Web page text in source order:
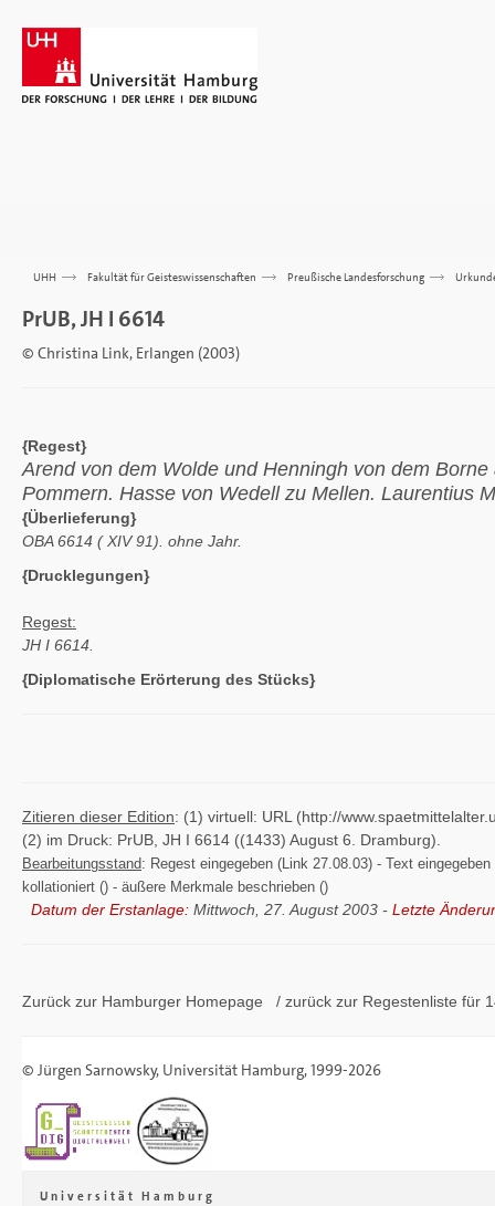
UHH >>> Fakultät für Geisteswissenschaften >>> Preußische Landesforschung >>>
PrUB, JH I 6614
© Christina Link, Erlangen (2003)
{Regest}
Arend von dem Wolde und Henningh von dem
Pommern. Hasse von Wedell zu Mellen. Laurentius
{Überlieferung}
OBA 6614 ( XIV 91). ohne Jahr.
{Drucklegungen}
Regest:
JH I 6614.
{Diplomatische Erörterung des Stücks}
Zitieren dieser Edition: (1) virtuell: URL (http://
(2) im Druck: PrUB, JH I 6614 ((1433) August 6. Dramburg).
Bearbeitungsstand: Regest eingegeben (Link 27.08.03) - Text
kollationiert () - äußere Merkmale beschrieben ()
Datum der Erstanlage: Mittwoch, 27. August 2003 - Letzte
Zurück zur Hamburger Homepage / zurück zur Regestenliste für
© Jürgen Sarnowsky, Universität Hamburg, 1999-2026